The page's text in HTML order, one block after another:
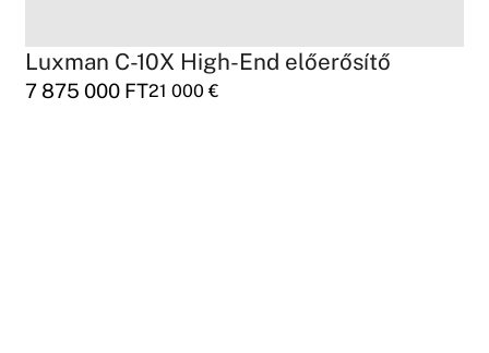
Luxman C-10X High-End előerősítő
7 875 000 FT21 000€